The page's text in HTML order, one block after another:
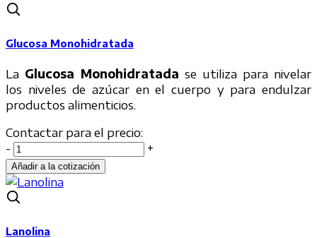
Glucosa Monohidratada
La Glucosa Monohidratada se utiliza para nivelar
los niveles de azúcar en el cuerpo y para endulzar
productos alimenticios.
Contactar para el precio:
-
+
Lanolina